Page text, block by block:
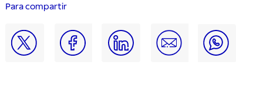
Para compartir